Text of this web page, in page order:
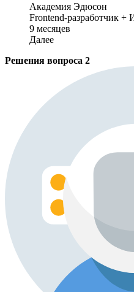
Академия Эдюсон
Frontend-разработчик +
9 месяцев
Далее
Решения вопроса 2